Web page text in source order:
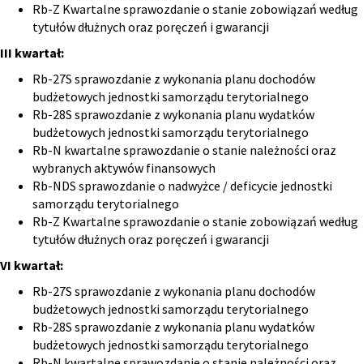
Rb-Z Kwartalne sprawozdanie o stanie zobowiązań według
tytułów dłużnych oraz poręczeń i gwarancji
III kwartał:
Rb-27S sprawozdanie z wykonania planu dochodów
budżetowych jednostki samorządu terytorialnego
Rb-28S sprawozdanie z wykonania planu wydatków
budżetowych jednostki samorządu terytorialnego
Rb-N kwartalne sprawozdanie o stanie należności oraz
wybranych aktywów finansowych
Rb-NDS sprawozdanie o nadwyżce / deficycie jednostki
samorządu terytorialnego
Rb-Z Kwartalne sprawozdanie o stanie zobowiązań według
tytułów dłużnych oraz poręczeń i gwarancji
VI kwartał:
Rb-27S sprawozdanie z wykonania planu dochodów
budżetowych jednostki samorządu terytorialnego
Rb-28S sprawozdanie z wykonania planu wydatków
budżetowych jednostki samorządu terytorialnego